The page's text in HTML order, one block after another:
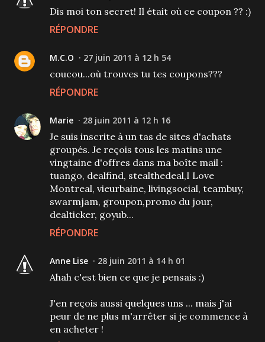
Dis moi ton secret! Il était où ce coupon ?? :)
RÉPONDRE
M.C.O 27 juin 2011 à 12 h 54
coucou...où trouves tu tes coupons???
RÉPONDRE
Marie 28 juin 2011 à 12 h 16
Je suis inscrite à un tas de sites d'achats
groupés. Je reçois tous les matins une
vingtaine d'offres dans ma boîte mail :
tuango, dealfind, stealthedeal,I Love
Montreal, vieurbaine, livingsocial, teambuy,
swarmjam, groupon,promo du jour,
dealticker, goyub...
RÉPONDRE
Anne Lise 28 juin 2011 à 14 h 01
Ahah c'est bien ce que je pensais :)
J'en reçois aussi quelques uns ... mais j'ai
peur de ne plus m'arrêter si je commence à
en acheter !